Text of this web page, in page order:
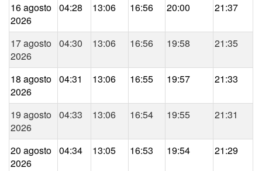
16 agosto
2026
04:28 13:06 16:56 20:00 21:37
17 agosto
2026
04:30 13:06 16:56 19:58 21:35
18 agosto
2026
04:31 13:06 16:55 19:57 21:33
19 agosto
2026
04:33 13:06 16:54 19:55 21:31
20 agosto
2026
04:34 13:05 16:53 19:54 21:29